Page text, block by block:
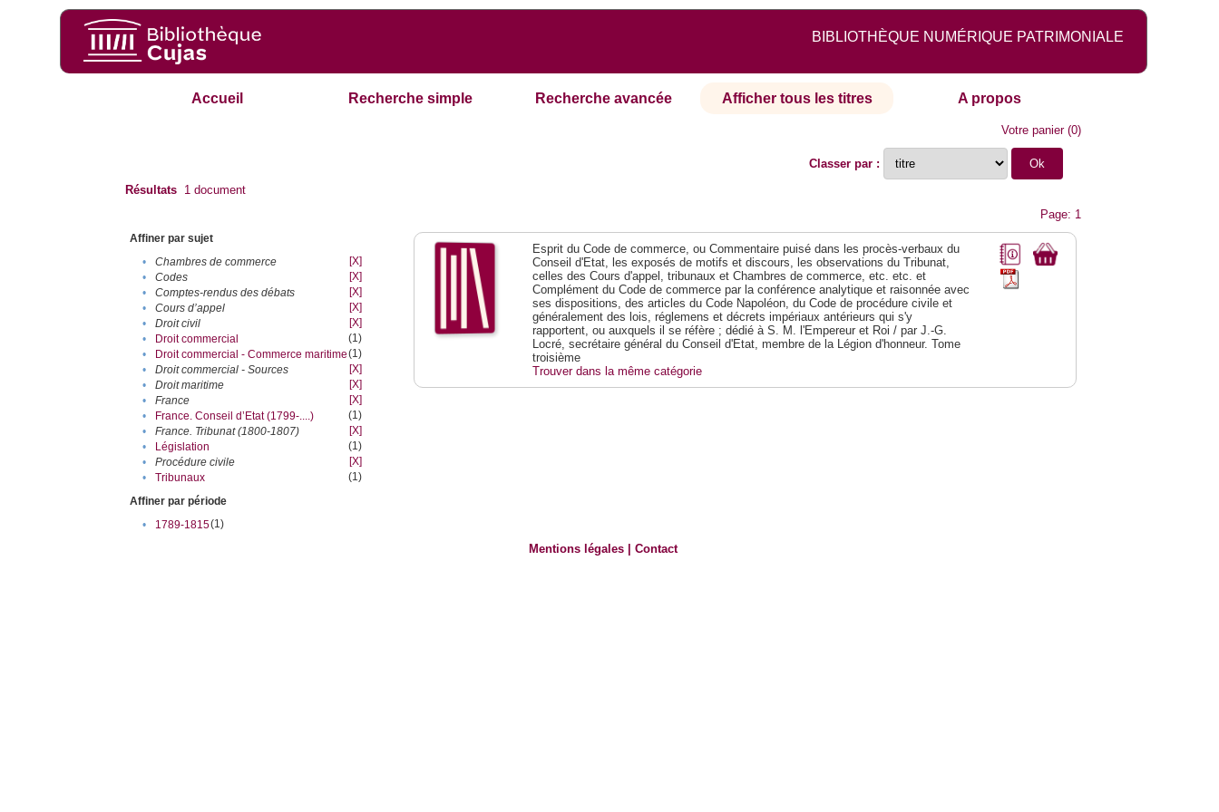
BIBLIOTHÈQUE NUMÉRIQUE PATRIMONIALE
Accueil Recherche simple Recherche avancée Afficher tous les titres A propos
Votre panier(0)
Classer par :
Résultats 1 document
Page: 1
Affiner par sujet
•
Chambres de commerce
[X]
•
Codes
[X]
•
Comptes-rendus des débats
[X]
•
Cours d’appel
[X]
•
Droit civil
[X]
•
Droit commercial
(1)
•
Droit commercial - Commerce maritime(1)
•
Droit commercial - Sources
[X]
•
Droit maritime
[X]
•
France
[X]
•
France. Conseil d’Etat (1799-....)
(1)
•
France. Tribunat (1800-1807)
[X]
•
Législation
(1)
•
Procédure civile
[X]
•
Tribunaux
(1)
Affiner par période
•
1789-1815(1)
Esprit du Code de commerce, ou Commentaire puisé dans les procès-verbaux du
Conseil d'Etat, les exposés de motifs et discours, les observations du Tribunat,
celles des Cours d'appel, tribunaux et Chambres de commerce, etc. etc. et
Complément du Code de commerce par la conférence analytique et raisonnée avec
ses dispositions, des articles du Code Napoléon, du Code de procédure civile et
généralement des lois, réglemens et décrets impériaux antérieurs qui s'y
rapportent, ou auxquels il se réfère ; dédié à S. M. l'Empereur et Roi / par J.-G.
Locré, secrétaire général du Conseil d'Etat, membre de la Légion d'honneur. Tome
troisième
Trouver dans la même catégorie
Mentions légales |Contact